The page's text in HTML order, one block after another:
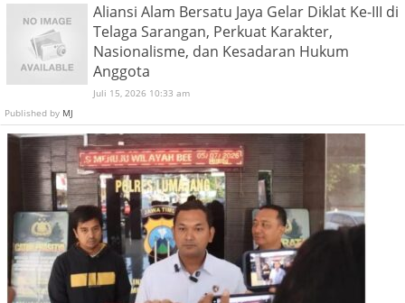
Aliansi Alam Bersatu Jaya Gelar Diklat Ke-III di
Telaga Sarangan, Perkuat Karakter,
Nasionalisme, dan Kesadaran Hukum
Anggota
Juli 15, 2026 10:33 am
Published by MJ